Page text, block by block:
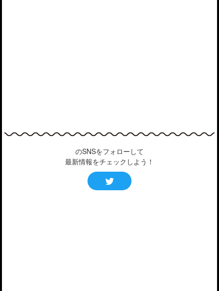
のSNSをフォローして
最新情報をチェックしよう！